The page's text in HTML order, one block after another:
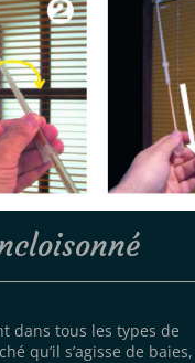
dans tous les types de
qu’il s’agisse de baies,